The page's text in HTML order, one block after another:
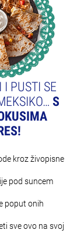
PUSTI SE
S
kroz živopisne
pod suncem
poput onih
sve ovo na svoj